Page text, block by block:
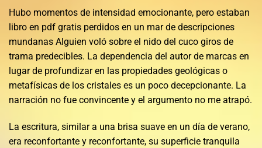
Hubo momentos de intensidad emocionante, pero estaban
libro en pdf gratis perdidos en un mar de descripciones
mundanas Alguien voló sobre el nido del cuco giros de
trama predecibles. La dependencia del autor de marcas en
lugar de profundizar en las propiedades geológicas o
metafísicas de los cristales es un poco decepcionante. La
narración no fue convincente y el argumento no me atrapó.
La escritura, similar a una brisa suave en un día de verano,
era reconfortante y reconfortante, su superficie tranquila